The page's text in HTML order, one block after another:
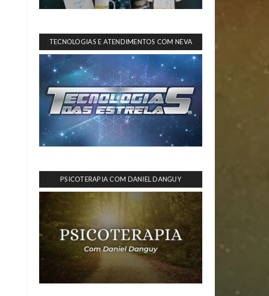
TECNOLOGIAS E ATENDIMENTOS COM NEVA
PSICOTERAPIA COM DANIEL DANGUY